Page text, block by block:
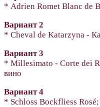
* Adrien Romet Blanc de
Вариант 2
* Cheval de Katarzyna -
Вариант 3
* Millesimato - Corte dei
вино
Вариант 4
* Schloss Bockfliess Rosé;